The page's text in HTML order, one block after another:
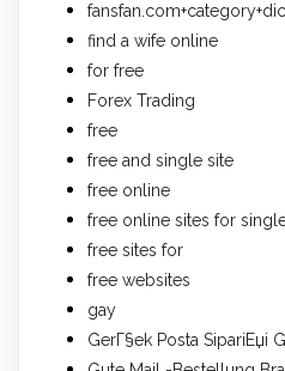
find a wife online
for free
Forex Trading
free
free and single site
free online
free online sites for
free sites for
free websites
gay
GerГ§ek Posta SipariЕџi